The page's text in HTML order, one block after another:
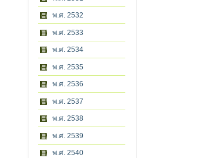
พ.ศ. 2532
พ.ศ. 2533
พ.ศ. 2534
พ.ศ. 2535
พ.ศ. 2536
พ.ศ. 2537
พ.ศ. 2538
พ.ศ. 2539
พ.ศ. 2540